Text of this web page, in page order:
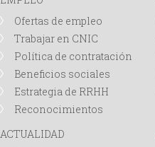
Ofertas de empleo
Trabajar en CNIC
Política de contratación
Beneficios sociales
Estrategia de RRHH
Reconocimientos
ACTUALIDAD